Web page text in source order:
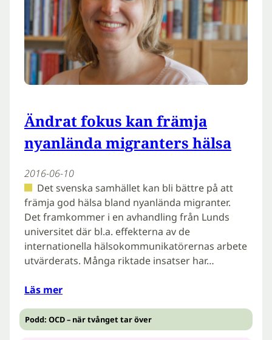
Ändrat fokus kan främja
nyanlända migranters hälsa
2016-06-10
Det svenska samhället kan bli bättre på att
främja god hälsa bland nyanlända migranter.
Det framkommer i en avhandling från Lunds
universitet där bl.a. effekterna av de
internationella hälsokommunikatörernas arbete
utvärderats. Många riktade insatser har…
Läs mer
Podd: OCD – när tvånget tar över